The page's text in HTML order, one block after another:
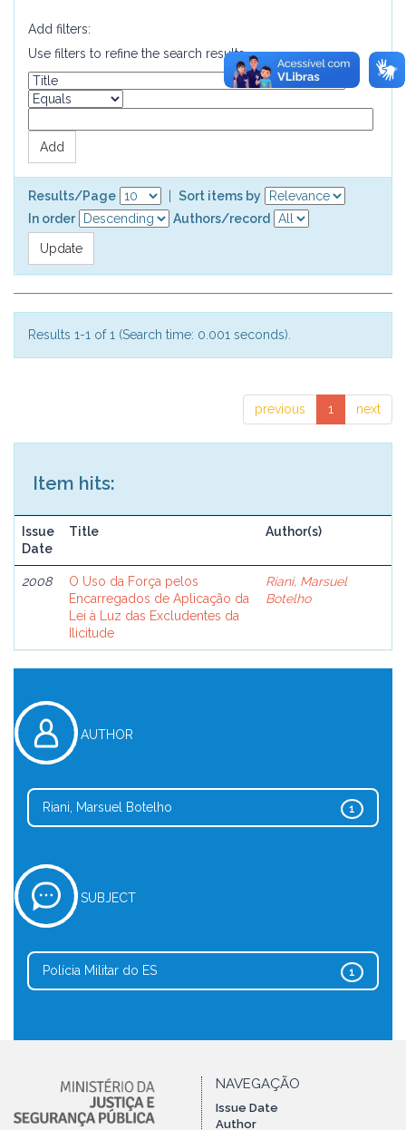
Add filters:
Use filters to refine the search results.
Results/Page
Sort items by
In order
Authors/record
Results 1-1 of 1 (Search time: 0.001 seconds).
previous 1 next
Item hits:
Issue
Date
Title Author(s)
2008
O Uso da Força pelos
Encarregados de Aplicação da
Lei à Luz das Excludentes da
Ilicitude
Riani, Marsuel
Botelho
AUTHOR
1
Riani, Marsuel Botelho
SUBJECT
1
Polícia Militar do ES
NAVEGAÇÃO
Issue Date
Author